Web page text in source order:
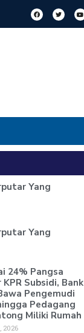
Yang
Yang
24% Pangsa
KPR Subsidi, Bank
Pengemudi
Pedagang
Miliki Rumah
2026